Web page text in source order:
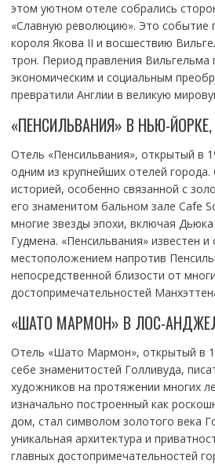
этом уютном отеле собрались
«Славную революцию». Это событие
короля Якова II и восшествию
трон. Период правления Вильгельма
экономическим и социальным
превратили Англии в великую
«ПЕНСИЛЬВАНИЯ» В НЬЮ-
Отель «Пенсильвания», открытый в
одним из крупнейших отелей города.
историей, особенно связанной с
его знаменитом бальном зале Cafe
многие звезды эпохи, включая
Гудмена. «Пенсильвания» известен
местоположением напротив
непосредственной близости от
достопримечательностей
«ШАТО МАРМОН» В ЛОС-
Отель «Шато Мармон», открытый в
себе знаменитостей Голливуда,
художников на протяжении многих
изначально построенный как
дом, стал символом золотого века
уникальная архитектура и
главных достопримечательностей